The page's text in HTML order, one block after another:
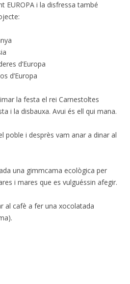
EUROPA i la disfressa també
d’Europa
d’Europa
la festa el rei Carnestoltes
i la disbauxa. Avui és ell qui mana.
poble i desprès vam anar a dinar al
una gimmcama ecològica per
i mares que es vulguéssin afegir.
al cafè a fer una xocolatada